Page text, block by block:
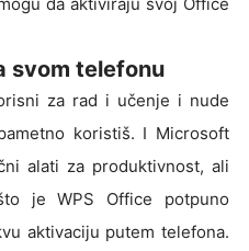
da aktiviraju svoj Office
svom telefonu
za rad i učenje i nude
koristiš. I Microsoft
alati za produktivnost, ali
je WPS Office potpuno
aktivaciju putem telefona.